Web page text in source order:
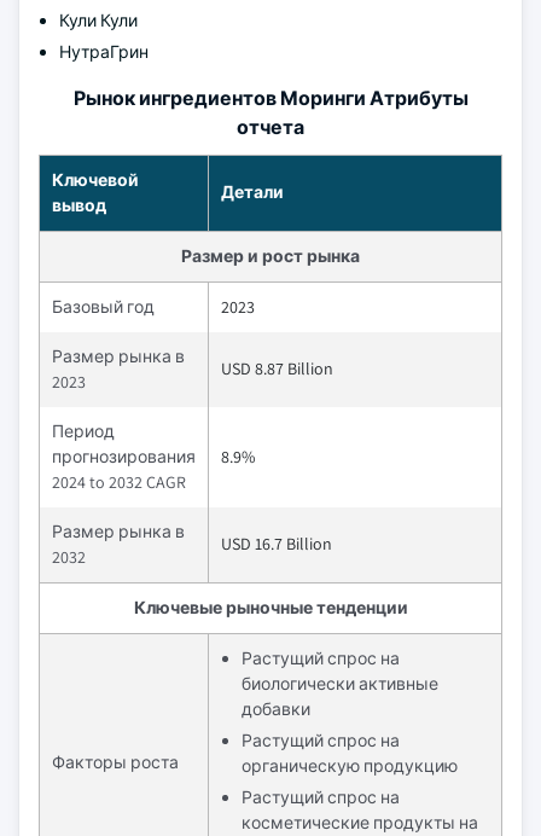
Кули Кули
НутраГрин
Рынок ингредиентов Моринги Атрибуты
отчета
Ключевой
вывод
Детали
Размер и рост рынка
Базовый год 2023
Размер рынка в
2023
USD 8.87 Billion
Период
прогнозирования
2024 to 2032 CAGR
8.9%
Размер рынка в
2032
USD 16.7 Billion
Ключевые рыночные тенденции
Факторы роста
Растущий спрос на
биологически активные
добавки
Растущий спрос на
органическую продукцию
Растущий спрос на
косметические продукты на